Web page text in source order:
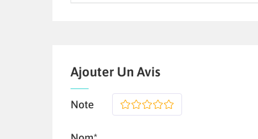
Ajouter Un Avis
Note 5
4
3
2